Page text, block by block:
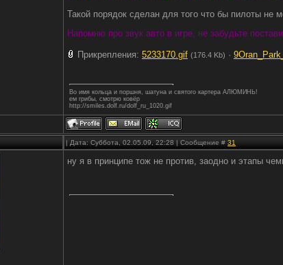
Такой порядок сделан для того что бы пилоты не
Напомню про звук авто в игре, не забудьте
Прикрепления: 5233170.gif (176.4 Kb) ·
Во имя кольца и поршня, шатуна и святого картера АЛЮМИНЬ!
ем грибы, смотрю ковёр
http://smiles.dolf.ru/dolf_ru_1020.gif
| Дата: Суббота, 02.05.09, 22:28 | Сообщение # 31
ну я в принципе тож не против, заодно и этапы